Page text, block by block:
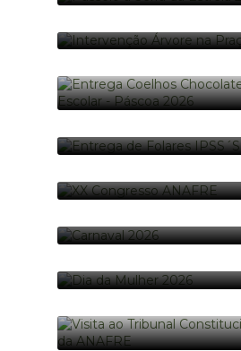
01-03-2026
TOUROS
02-03-2026
COMUNIDADE ESCOLAR
27-03-2026
11 foto(s)
03-04-2026
30-01-2026
17-02-2026
08-03-2026
68 foto(s)